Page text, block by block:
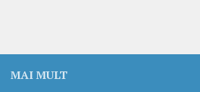
MAI MULT